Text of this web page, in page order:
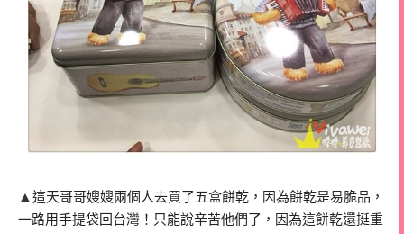
▲這天哥哥嫂嫂兩個人去買了五盒餅乾，因為餅乾是易脆品，
一路用手提袋回台灣！只能說辛苦他們了，因為這餅乾還挺重